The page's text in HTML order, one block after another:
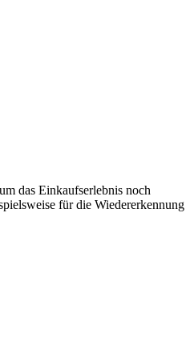
das Einkaufserlebnis noch
für die Wiedererkennung